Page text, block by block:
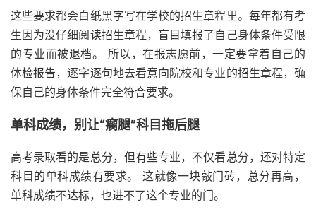
这些要求都会白纸黑字写在学校的招生章程里。每年都有考
生因为没仔细阅读招生章程，盲目填报了自己身体条件受限
的专业而被退档。 所以，在报志愿前，一定要拿着自己的
体检报告，逐字逐句地去看意向院校和专业的招生章程，确
保自己的身体条件完全符合要求。
单科成绩，别让“瘸腿”科目拖后腿
高考录取看的是总分，但有些专业，不仅看总分，还对特定
科目的单科成绩有要求。 这就像一块敲门砖，总分再高，
单科成绩不达标，也进不了这个专业的门。